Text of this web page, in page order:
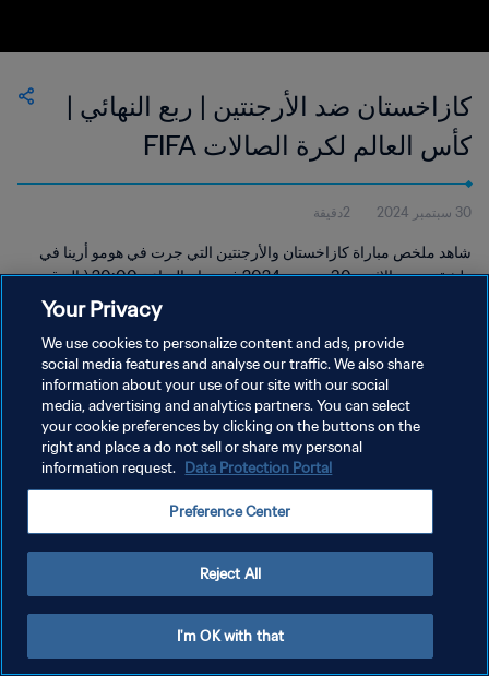
كازاخستان ضد الأرجنتين | ربع النهائي |
كأس العالم لكرة الصالات FIFA
أوزبكستان 2024™ | الملخص
30 سبتمبر 2024 2دقيقة
شاهد ملخص مباراة كازاخستان والأرجنتين التي جرت في هومو أرينا في
طشقند، يوم الإثنين 30 سبتمبر 2024 في تمام الساعة 20:00 (بالتوقيت
إدارة تفضيلات ملفات تعريف الارتباط
Your Privacy
We use cookies to personalize content and ads, provide
social media features and analyse our traffic. We also share
information about your use of our site with our social
media, advertising and analytics partners. You can select
your cookie preferences by clicking on the buttons on the
right and place a do not sell or share my personal
information request. Data Protection Portal
Preference Center
Reject All
I'm OK with that